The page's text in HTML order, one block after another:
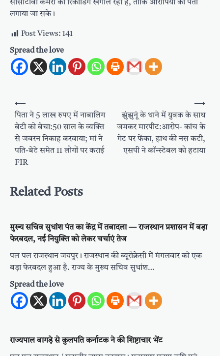
सीसीटीवी कैमरों की रिकॉर्डिंग खंगाल रही हैं, ताकि आरोपियों का पता
लगाया जा सके।
Post Views: 141
Spread the love
Post
navigation
⟵
पिता ने 5 लाख रुपए में नाबालिग
बेटी को बेचा:50 साल के व्यक्ति
से जबरन निकाह करवाया; मां ने
पति-बेटे समेत 11 लोगों पर कराई
FIR
झुंझुनूं के थाने में युवक के साथ
जमकर मारपीट:आरोप- कांच के
गेट पर फेंका, हाथ की नस कटी,
एसपी ने कॉन्स्टेबल को हटाया
⟶
Related Posts
मुख्य सचिव सुधांश पंत का केंद्र में तबादला — राजस्थान प्रशासन में बड़ा
फेरबदल, नई नियुक्ति को लेकर चर्चाएं तेज
पल पल राजस्थान जयपुर। राजस्थान की ब्यूरोक्रेसी में मंगलवार को एक
बड़ा फेरबदल हुआ है. राज्य के मुख्य सचिव सुधांश…
Spread the love
राज्यपाल बागड़े से कुलपति कर्नाटक ने की शिष्टाचार भेंट